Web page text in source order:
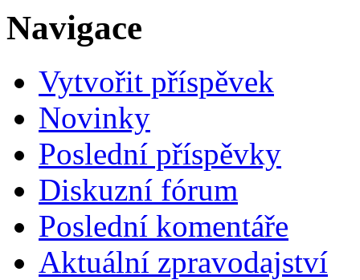
Navigace
Vytvořit příspěvek
Novinky
Poslední příspěvky
Diskuzní fórum
Poslední komentáře
Aktuální zpravodajství